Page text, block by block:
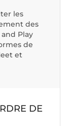
les
des
Play
de
et
DE